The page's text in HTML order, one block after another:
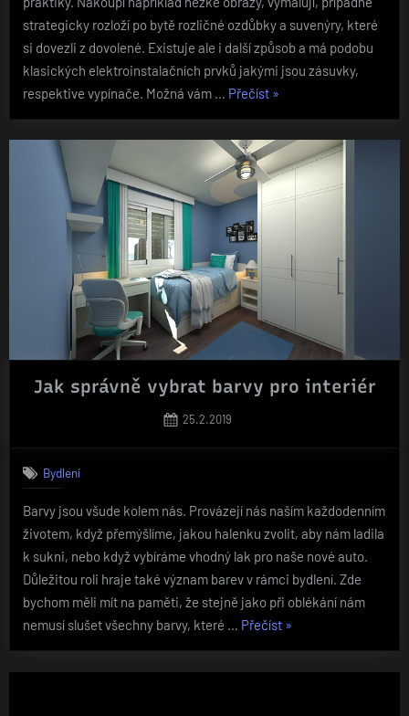
strategicky rozloží po bytě rozličné ozdůbky a suvenýry, které
si dovezli z dovolené. Existuje ale i další způsob a má podobu
klasických elektroinstalačních prvků jakými jsou zásuvky,
respektive vypínače. Možná vám … Přečíst„Nové
prvky
nejen
do
domácnosti“
»
Jak správně vybrat barvy pro interiér
Posted
25.2.2019
Bydlení
Barvy jsou všude kolem nás. Provázejí nás naším každodenním
životem, když přemýšlíme, jakou halenku zvolit, aby nám ladila
k sukni, nebo když vybíráme vhodný lak pro naše nové auto.
Důležitou roli hraje také význam barev v rámci bydlení. Zde
bychom měli mít na paměti, že stejně jako při oblékání nám
nemusí slušet všechny barvy, které … Přečíst„Jak
vybrat
»